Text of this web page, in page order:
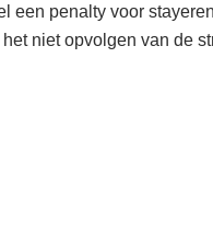
een penalty voor
niet opvolgen van de